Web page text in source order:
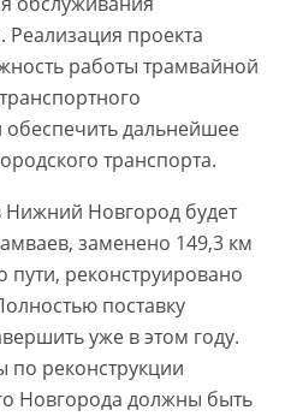
Реализация проекта
работы трамвайной
дальнейшее
транспорта.
Нижний Новгород будет
заменено 149,3 км
реконструировано
поставку
уже в этом году.
по реконструкции
Новгорода должны быть